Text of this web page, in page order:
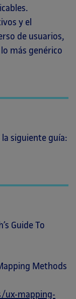
y el
de usuarios,
más genérico
siguiente guía:
Guide To
Methods
ux-mapping-